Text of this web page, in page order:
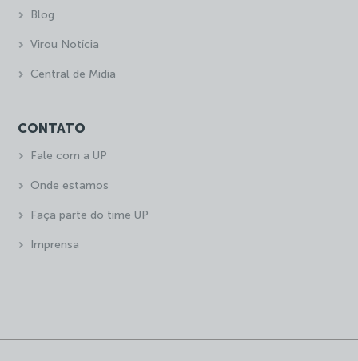
Blog
Virou Notícia
Central de Mídia
CONTATO
Fale com a UP
Onde estamos
Faça parte do time UP
Imprensa